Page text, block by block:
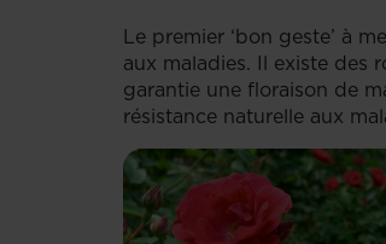
Le premier ‘bon geste’ à
aux maladies. Il existe des
garantie une floraison de
résistance naturelle aux